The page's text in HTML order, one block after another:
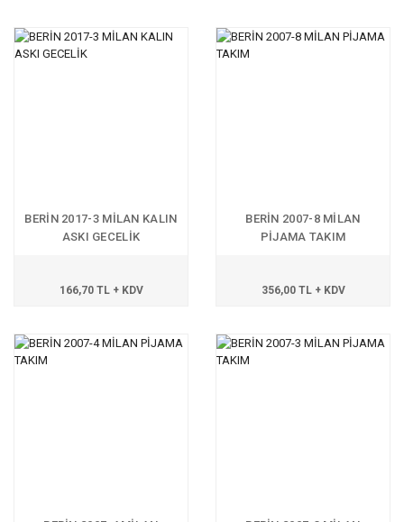
BERİN 2017-3 MİLAN KALIN
ASKI GECELİK
166,70 TL + KDV
BERİN 2007-8 MİLAN
PİJAMA TAKIM
356,00 TL + KDV